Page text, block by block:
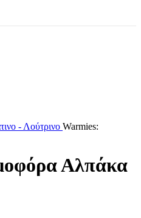
- Λούτρινο Warmies:
Αλπάκα